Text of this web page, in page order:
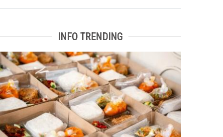
INFO TRENDING